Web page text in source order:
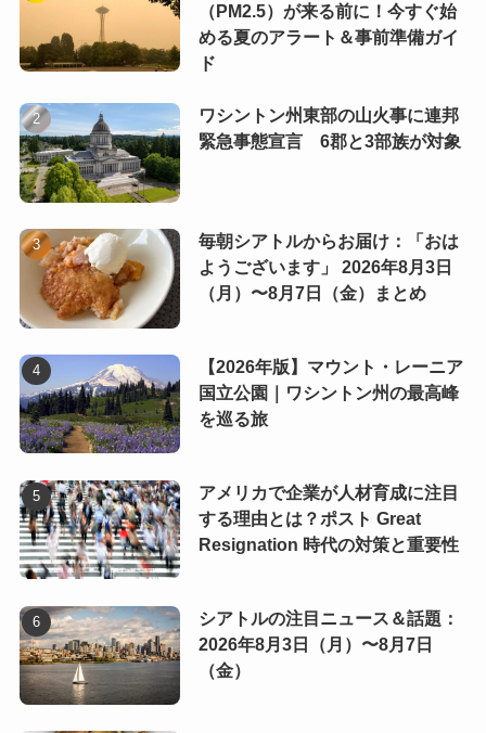
（PM2.5）が来る前に！今すぐ始
める夏のアラート＆事前準備ガイ
ド
ワシントン州東部の山火事に連邦
緊急事態宣言 6郡と3部族が対象
毎朝シアトルからお届け：「おは
ようございます」 2026年8月3日
（月）〜8月7日（金）まとめ
【2026年版】マウント・レーニア
国立公園｜ワシントン州の最高峰
を巡る旅
アメリカで企業が人材育成に注目
する理由とは？ポスト Great
Resignation 時代の対策と重要性
シアトルの注目ニュース＆話題：
2026年8月3日（月）〜8月7日
（金）